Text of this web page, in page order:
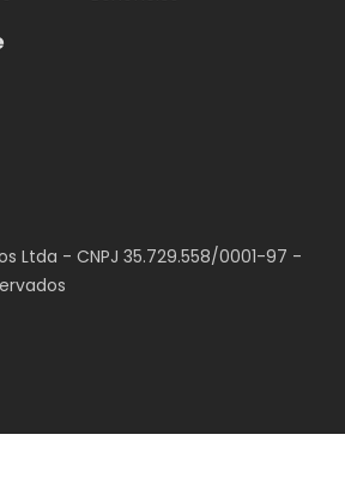
Ltda - CNPJ 35.729.558/0001-97 -